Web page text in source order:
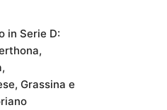
in Serie D:
Grassina e